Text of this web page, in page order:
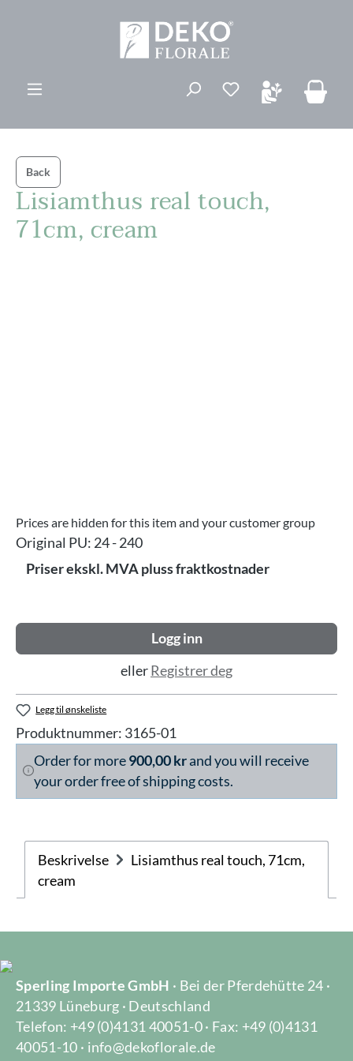
Du har 0
Back
Lisiamthus real touch,
71cm, cream
Prices are hidden for this item and your customer group
Original PU: 24 - 240
Priser ekskl. MVA pluss fraktkostnader
Logg inn
ellerRegistrer deg
Legg til ønskeliste
Produktnummer: 3165-01
Order for more900,00 krand you will receive
your order free of shipping costs.
Beskrivelse
Lisiamthus real touch, 71cm,
cream
Sperling Importe GmbH · Bei der Pferdehütte 24 ·
21339 Lüneburg · Deutschland
Telefon: +49 (0)4131 40051-0 · Fax: +49 (0)4131
40051-10 · info@dekoflorale.de